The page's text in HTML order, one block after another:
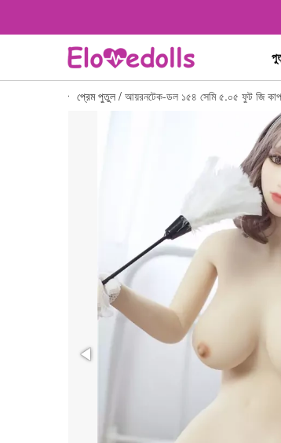
প্রেম পুতুল / আয়রনটেক-ডল ১৫৪ সেমি ৫.০৫ ফুট জি কাপ